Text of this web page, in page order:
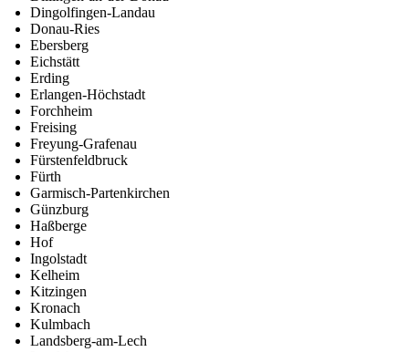
Dingolfingen-Landau
Donau-Ries
Ebersberg
Eichstätt
Erding
Erlangen-Höchstadt
Forchheim
Freising
Freyung-Grafenau
Fürstenfeldbruck
Fürth
Garmisch-Partenkirchen
Günzburg
Haßberge
Hof
Ingolstadt
Kelheim
Kitzingen
Kronach
Kulmbach
Landsberg-am-Lech